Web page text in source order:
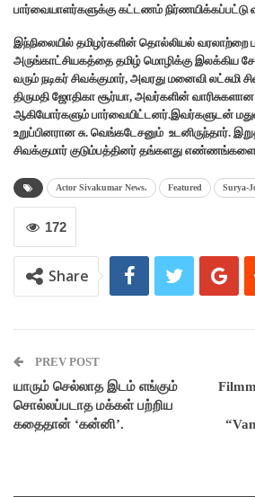
பார்வையாளர்களுக்கு கட்டணம் நிர்ணயிக்கப்பட்டு
இந்நிலையில் தமிழர்களின் தொல்லியல் வரலாற்றை
அருங்காட்சியகத்தை தமிழ் மொழிக்கு இலக்கிய
வரும் நடிகர் சிவக்குமார், அவரது மனைவி லட்சுமி
திருமதி ஜோதிகா சூர்யா, அவர்களின்
ஆகியோர்களும் பார்வையிட்டனர்.இவர்களுடன்
உறுப்பினரான சு. வெங்கடேசனும் உடனிருந்தார்.
சிவக்குமார் குடும்பத்தினர் தங்களது எண்ணங்களை
Actor Sivakumar News. Featured Surya-
172
Share
PREV POST
யாரும் செல்லாத இடம் எங்கும்
சொல்லப்படாத மக்கள் பற்றிய
கதைதான் ‘கன்னி’.